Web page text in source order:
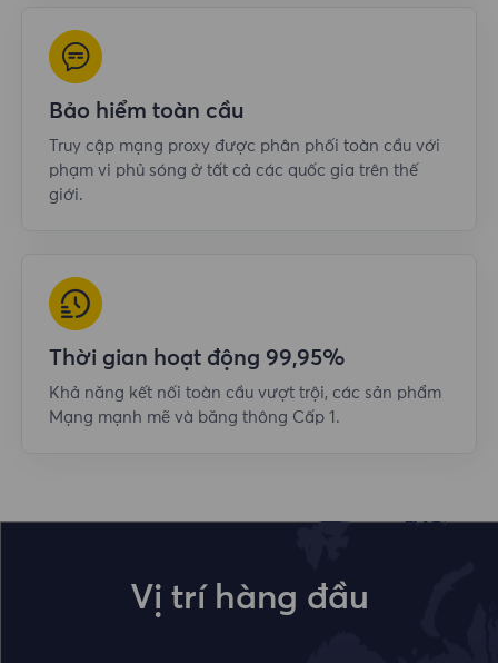
Bảo hiểm toàn cầu
Truy cập mạng proxy được phân phối toàn cầu với
phạm vi phủ sóng ở tất cả các quốc gia trên thế
giới.
Thời gian hoạt động 99,95%
Khả năng kết nối toàn cầu vượt trội, các sản phẩm
Mạng mạnh mẽ và băng thông Cấp 1.
Vị trí hàng đầu